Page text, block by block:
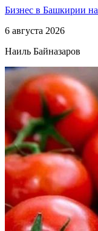
Бизнес в Башкирии
6 августа 2026
Наиль Байназаров